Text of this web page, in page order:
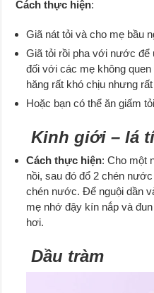
Cách thực hiện:
Giã nát tỏi và cho mẹ bầu
Giã tỏi rồi pha với nước để
đối với các mẹ không
hăng rất khó chịu nhưng
Hoặc bạn có thể ăn giấm
Kinh giới – lá
Cách thực hiện: Cho một
nồi, sau đó đổ 2 chén
chén nước. Để nguội dần
mẹ nhớ đậy kín nắp và
hơi.
Dầu tràm